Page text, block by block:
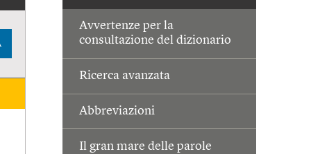
Avvertenze per la
consultazione del dizionario
Ricerca avanzata
Abbreviazioni
Il gran mare delle parole